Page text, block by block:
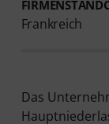
Frankreich
Das